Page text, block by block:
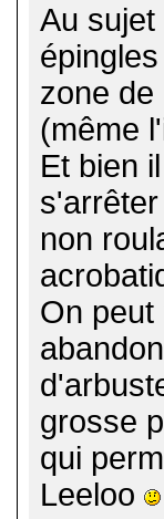
Au
zone de
(même
Et bien
non
On peut
grosse
qui
Leeloo